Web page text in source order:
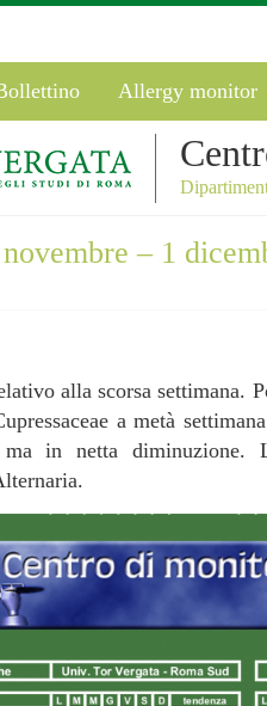
Allergy monitor
– 1
alla scorsa settimana.
a metà
in netta diminuzione.